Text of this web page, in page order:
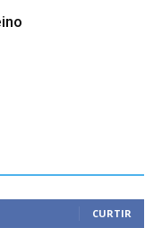
CURTIR